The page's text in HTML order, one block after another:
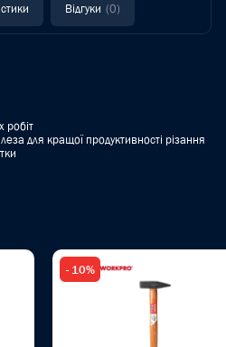
Відгуки (0)
робіт
для кращої продуктивності різання
- 10%